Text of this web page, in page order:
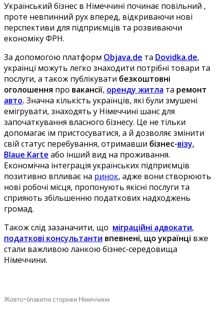
Український бізнес в Німеччині починає повільний ,
проте невпинний рух вперед, відкриваючи нові
перспективи для підприємців та розвиваючи
економіку ФРН.
За допомогою платформ Objava.de та Dovidka.de,
українці можуть легко знаходити потрібні товари та
послуги, а також публікувати безкоштовні
оголошення про вакансії, оренду житла та ремонт
авто. Значна кількість українців, які були змушені
емігрувати, знаходять у Німеччині шанс для
започаткування власного бізнесу. Це не тільки
допомагає їм пристосуватися, а й дозволяє змінити
свій статус перебування, отримавши бізнес-візу,
Blaue Karte або інший вид на проживання.
Економічна інтеграція українських підприємців
позитивно впливає на ринок, адже вони створюють
нові робочі місця, пропонують якісні послуги та
сприяють збільшенню податкових надходжень
громад.
Також слід зазаначити, що міграційні адвокати,
податкові консультанти впевнені, що українці вже
стали важливою ланкою бізнес-середовища
Німеччини.
Жовто-блакитні сторінки Німеччини